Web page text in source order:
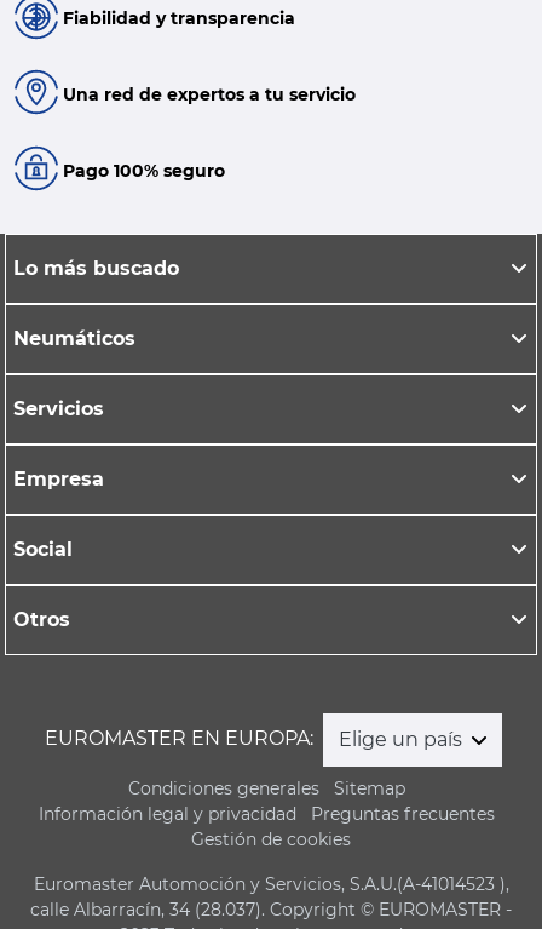
Fiabilidad y transparencia
Una red de expertos a tu servicio
Pago 100% seguro
Lo más buscado
Neumáticos
Servicios
Empresa
Social
Otros
EUROMASTER EN EUROPA: Elige un país
Condiciones generales
Sitemap
Información legal y privacidad
Preguntas frecuentes
Gestión de cookies
Euromaster Automoción y Servicios, S.A.U.(A-41014523 ),
calle Albarracín, 34 (28.037). Copyright © EUROMASTER -